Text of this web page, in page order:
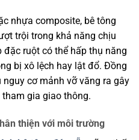
nhựa composite, bê tông
trội trong khả năng chịu
ruột có thể hấp thụ năng
bị xô lệch hay lật đổ. Đồng
cơ mảnh vỡ văng ra gây
gia giao thông.
thiện với môi trường